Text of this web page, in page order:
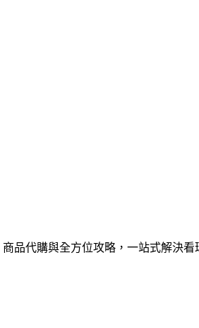
品代購與全方位攻略，一站式解決看